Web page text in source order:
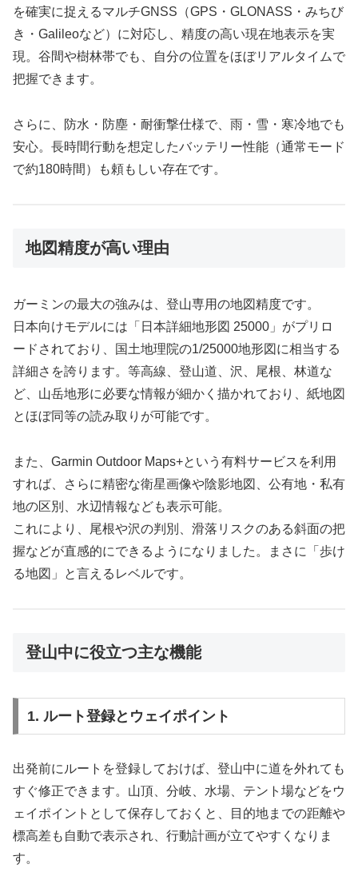
を確実に捉えるマルチGNSS（GPS・GLONASS・みちび
き・Galileoなど）に対応し、精度の高い現在地表示を実
現。谷間や樹林帯でも、自分の位置をほぼリアルタイムで
把握できます。
さらに、防水・防塵・耐衝撃仕様で、雨・雪・寒冷地でも
安心。長時間行動を想定したバッテリー性能（通常モード
で約180時間）も頼もしい存在です。
地図精度が高い理由
ガーミンの最大の強みは、登山専用の地図精度です。
日本向けモデルには「日本詳細地形図 25000」がプリロ
ードされており、国土地理院の1/25000地形図に相当する
詳細さを誇ります。等高線、登山道、沢、尾根、林道な
ど、山岳地形に必要な情報が細かく描かれており、紙地図
とほぼ同等の読み取りが可能です。
また、Garmin Outdoor Maps+という有料サービスを利用
すれば、さらに精密な衛星画像や陰影地図、公有地・私有
地の区別、水辺情報なども表示可能。
これにより、尾根や沢の判別、滑落リスクのある斜面の把
握などが直感的にできるようになりました。まさに「歩け
る地図」と言えるレベルです。
登山中に役立つ主な機能
1. ルート登録とウェイポイント
出発前にルートを登録しておけば、登山中に道を外れても
すぐ修正できます。山頂、分岐、水場、テント場などをウ
ェイポイントとして保存しておくと、目的地までの距離や
標高差も自動で表示され、行動計画が立てやすくなりま
す。